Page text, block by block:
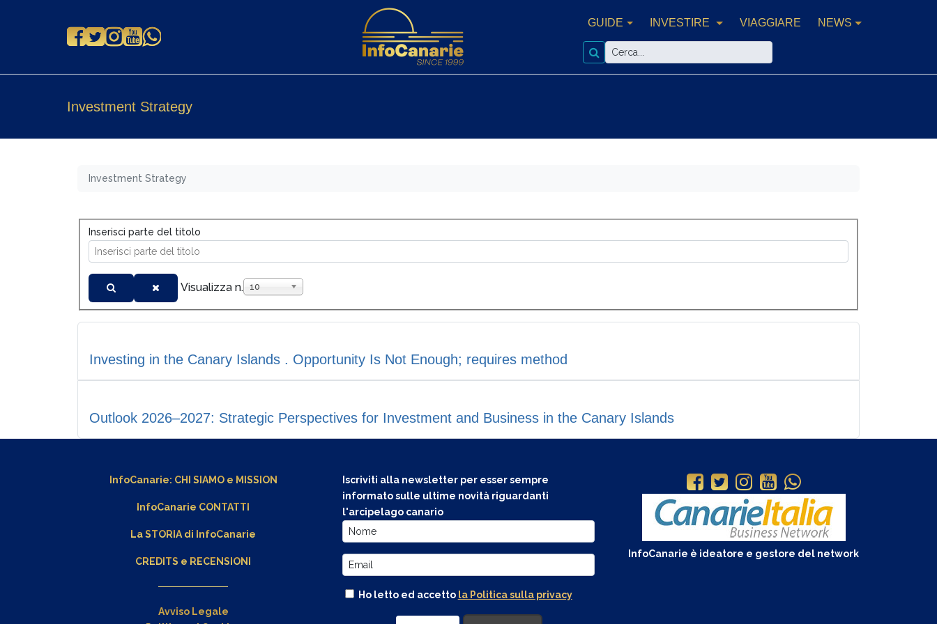
GUIDE INVESTIRE VIAGGIARE NEWS
Investment Strategy
Investment Strategy
Inserisci parte del titolo
Visualizza n. 10
Investing in the Canary Islands . Opportunity Is Not Enough; requires method
Outlook 2026–2027: Strategic Perspectives for Investment and Business in the Canary Islands
InfoCanarie: CHI SIAMOe MISSION
InfoCanarie CONTATTI
La STORIA di InfoCanarie
CREDITS e RECENSIONI
Avviso Legale
Iscriviti alla newsletter per esser sempre
informato sulle ultime novità riguardanti
l'arcipelago canario
Ho letto ed accetto la Politica sulla privacy
InfoCanarie è ideatore e gestore del network